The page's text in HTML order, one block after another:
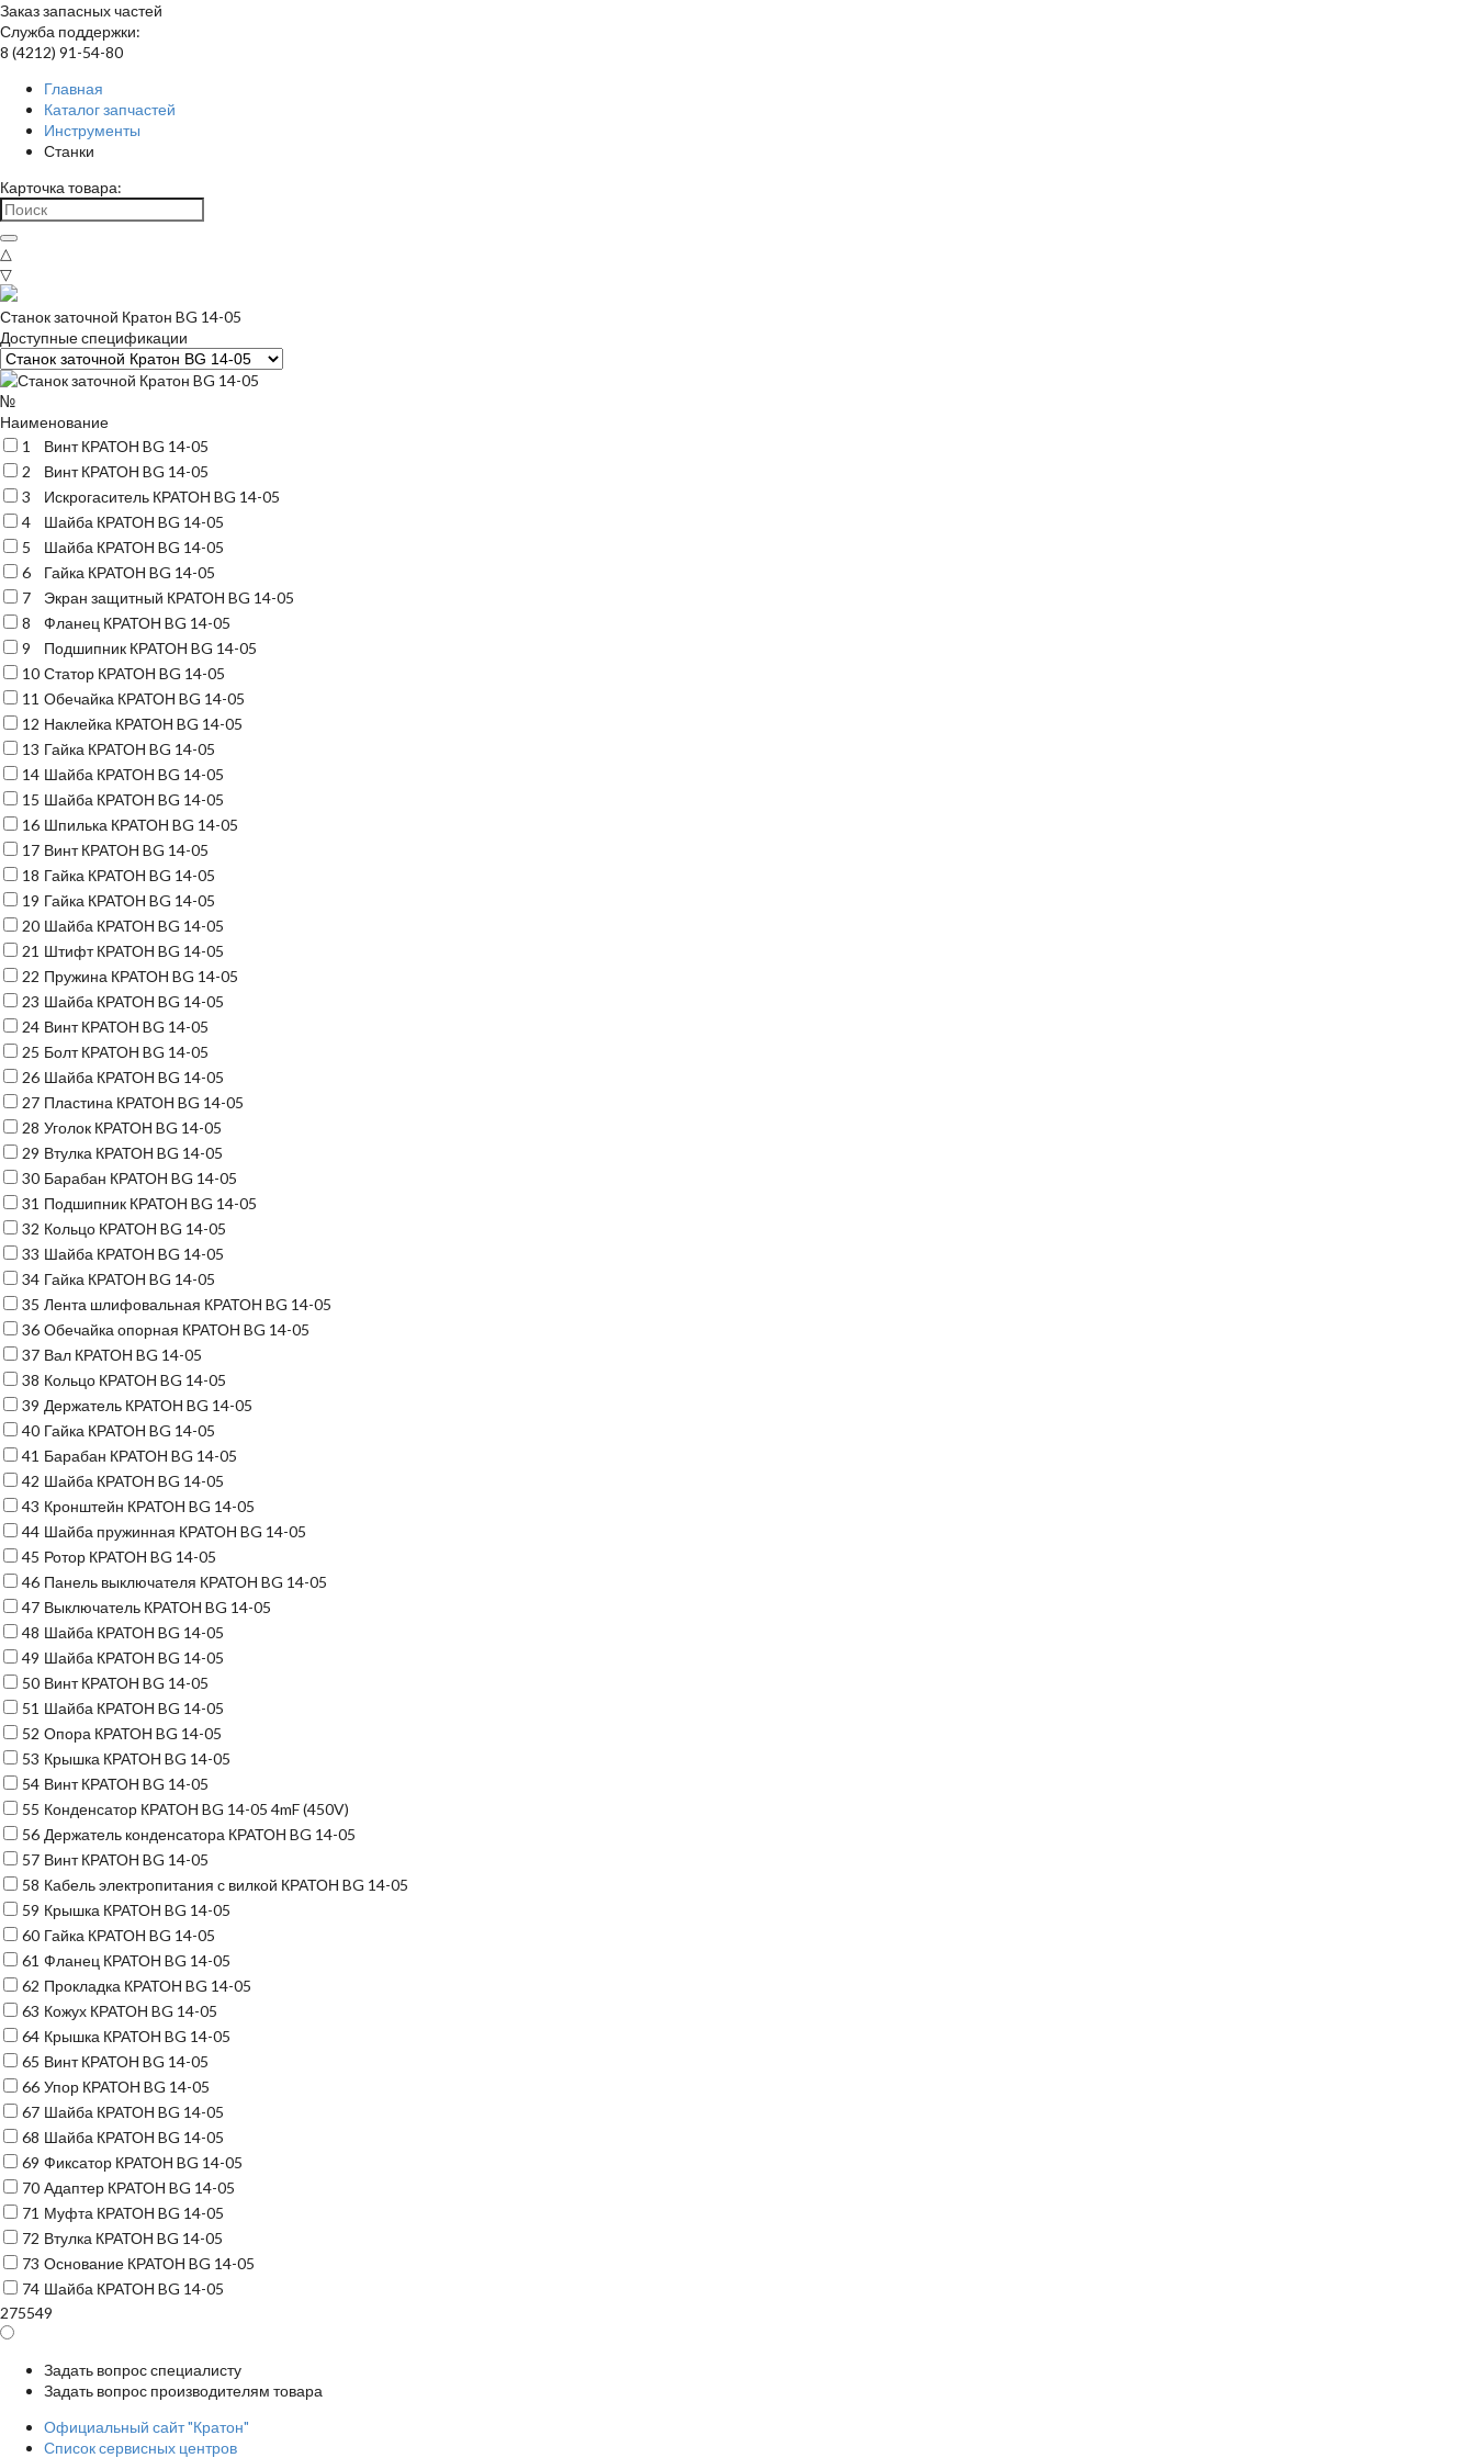
Заказ запасных частей
Служба поддержки:
8 (4212) 91-54-80
Главная
Каталог запчастей
Инструменты
Станки
Карточка товара:
△
▽
Станок заточной Кратон BG 14-05
Доступные спецификации
№
Наименование
1
Винт КРАТОН BG 14-05
2
Винт КРАТОН BG 14-05
3
Искрогаситель КРАТОН BG 14-05
4
Шайба КРАТОН BG 14-05
5
Шайба КРАТОН BG 14-05
6
Гайка КРАТОН BG 14-05
7
Экран защитный КРАТОН BG 14-05
8
Фланец КРАТОН BG 14-05
9
Подшипник КРАТОН BG 14-05
10 Статор КРАТОН BG 14-05
11 Обечайка КРАТОН BG 14-05
12 Наклейка КРАТОН BG 14-05
13 Гайка КРАТОН BG 14-05
14 Шайба КРАТОН BG 14-05
15 Шайба КРАТОН BG 14-05
16 Шпилька КРАТОН BG 14-05
17 Винт КРАТОН BG 14-05
18 Гайка КРАТОН BG 14-05
19 Гайка КРАТОН BG 14-05
20 Шайба КРАТОН BG 14-05
21 Штифт КРАТОН BG 14-05
22 Пружина КРАТОН BG 14-05
23 Шайба КРАТОН BG 14-05
24 Винт КРАТОН BG 14-05
25 Болт КРАТОН BG 14-05
26 Шайба КРАТОН BG 14-05
27 Пластина КРАТОН BG 14-05
28 Уголок КРАТОН BG 14-05
29 Втулка КРАТОН BG 14-05
30 Барабан КРАТОН BG 14-05
31 Подшипник КРАТОН BG 14-05
32 Кольцо КРАТОН BG 14-05
33 Шайба КРАТОН BG 14-05
34 Гайка КРАТОН BG 14-05
35 Лента шлифовальная КРАТОН BG 14-05
36 Обечайка опорная КРАТОН BG 14-05
37 Вал КРАТОН BG 14-05
38 Кольцо КРАТОН BG 14-05
39 Держатель КРАТОН BG 14-05
40 Гайка КРАТОН BG 14-05
41 Барабан КРАТОН BG 14-05
42 Шайба КРАТОН BG 14-05
43 Кронштейн КРАТОН BG 14-05
44 Шайба пружинная КРАТОН BG 14-05
45 Ротор КРАТОН BG 14-05
46 Панель выключателя КРАТОН BG 14-05
47 Выключатель КРАТОН BG 14-05
48 Шайба КРАТОН BG 14-05
49 Шайба КРАТОН BG 14-05
50 Винт КРАТОН BG 14-05
51 Шайба КРАТОН BG 14-05
52 Опора КРАТОН BG 14-05
53 Крышка КРАТОН BG 14-05
54 Винт КРАТОН BG 14-05
55 Конденсатор КРАТОН BG 14-05 4mF (450V)
56 Держатель конденсатора КРАТОН BG 14-05
57 Винт КРАТОН BG 14-05
58 Кабель электропитания с вилкой КРАТОН BG 14-05
59 Крышка КРАТОН BG 14-05
60 Гайка КРАТОН BG 14-05
61 Фланец КРАТОН BG 14-05
62 Прокладка КРАТОН BG 14-05
63 Кожух КРАТОН BG 14-05
64 Крышка КРАТОН BG 14-05
65 Винт КРАТОН BG 14-05
66 Упор КРАТОН BG 14-05
67 Шайба КРАТОН BG 14-05
68 Шайба КРАТОН BG 14-05
69 Фиксатор КРАТОН BG 14-05
70 Адаптер КРАТОН BG 14-05
71 Муфта КРАТОН BG 14-05
72 Втулка КРАТОН BG 14-05
73 Основание КРАТОН BG 14-05
74 Шайба КРАТОН BG 14-05
275549
Задать вопрос специалисту
Задать вопрос производителям товара
Официальный сайт "Кратон"
Список сервисных центров